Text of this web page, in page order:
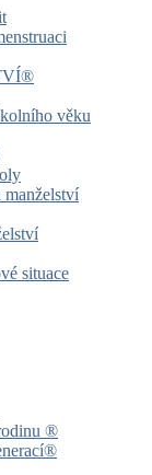
věku
situace
®